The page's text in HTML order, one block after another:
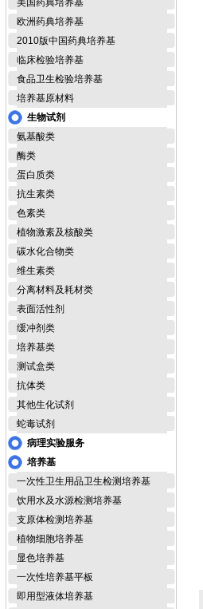
美国药典培养基
欧洲药典培养基
2010版中国药典培养基
临床检验培养基
食品卫生检验培养基
培养基原材料
生物试剂
氨基酸类
酶类
蛋白质类
抗生素类
色素类
植物激素及核酸类
碳水化合物类
维生素类
分离材料及耗材类
表面活性剂
缓冲剂类
培养基类
测试盒类
抗体类
其他生化试剂
蛇毒试剂
病理实验服务
培养基
一次性卫生用品卫生检测培养基
饮用水及水源检测培养基
支原体检测培养基
植物细胞培养基
显色培养基
一次性培养基平板
即用型液体培养基